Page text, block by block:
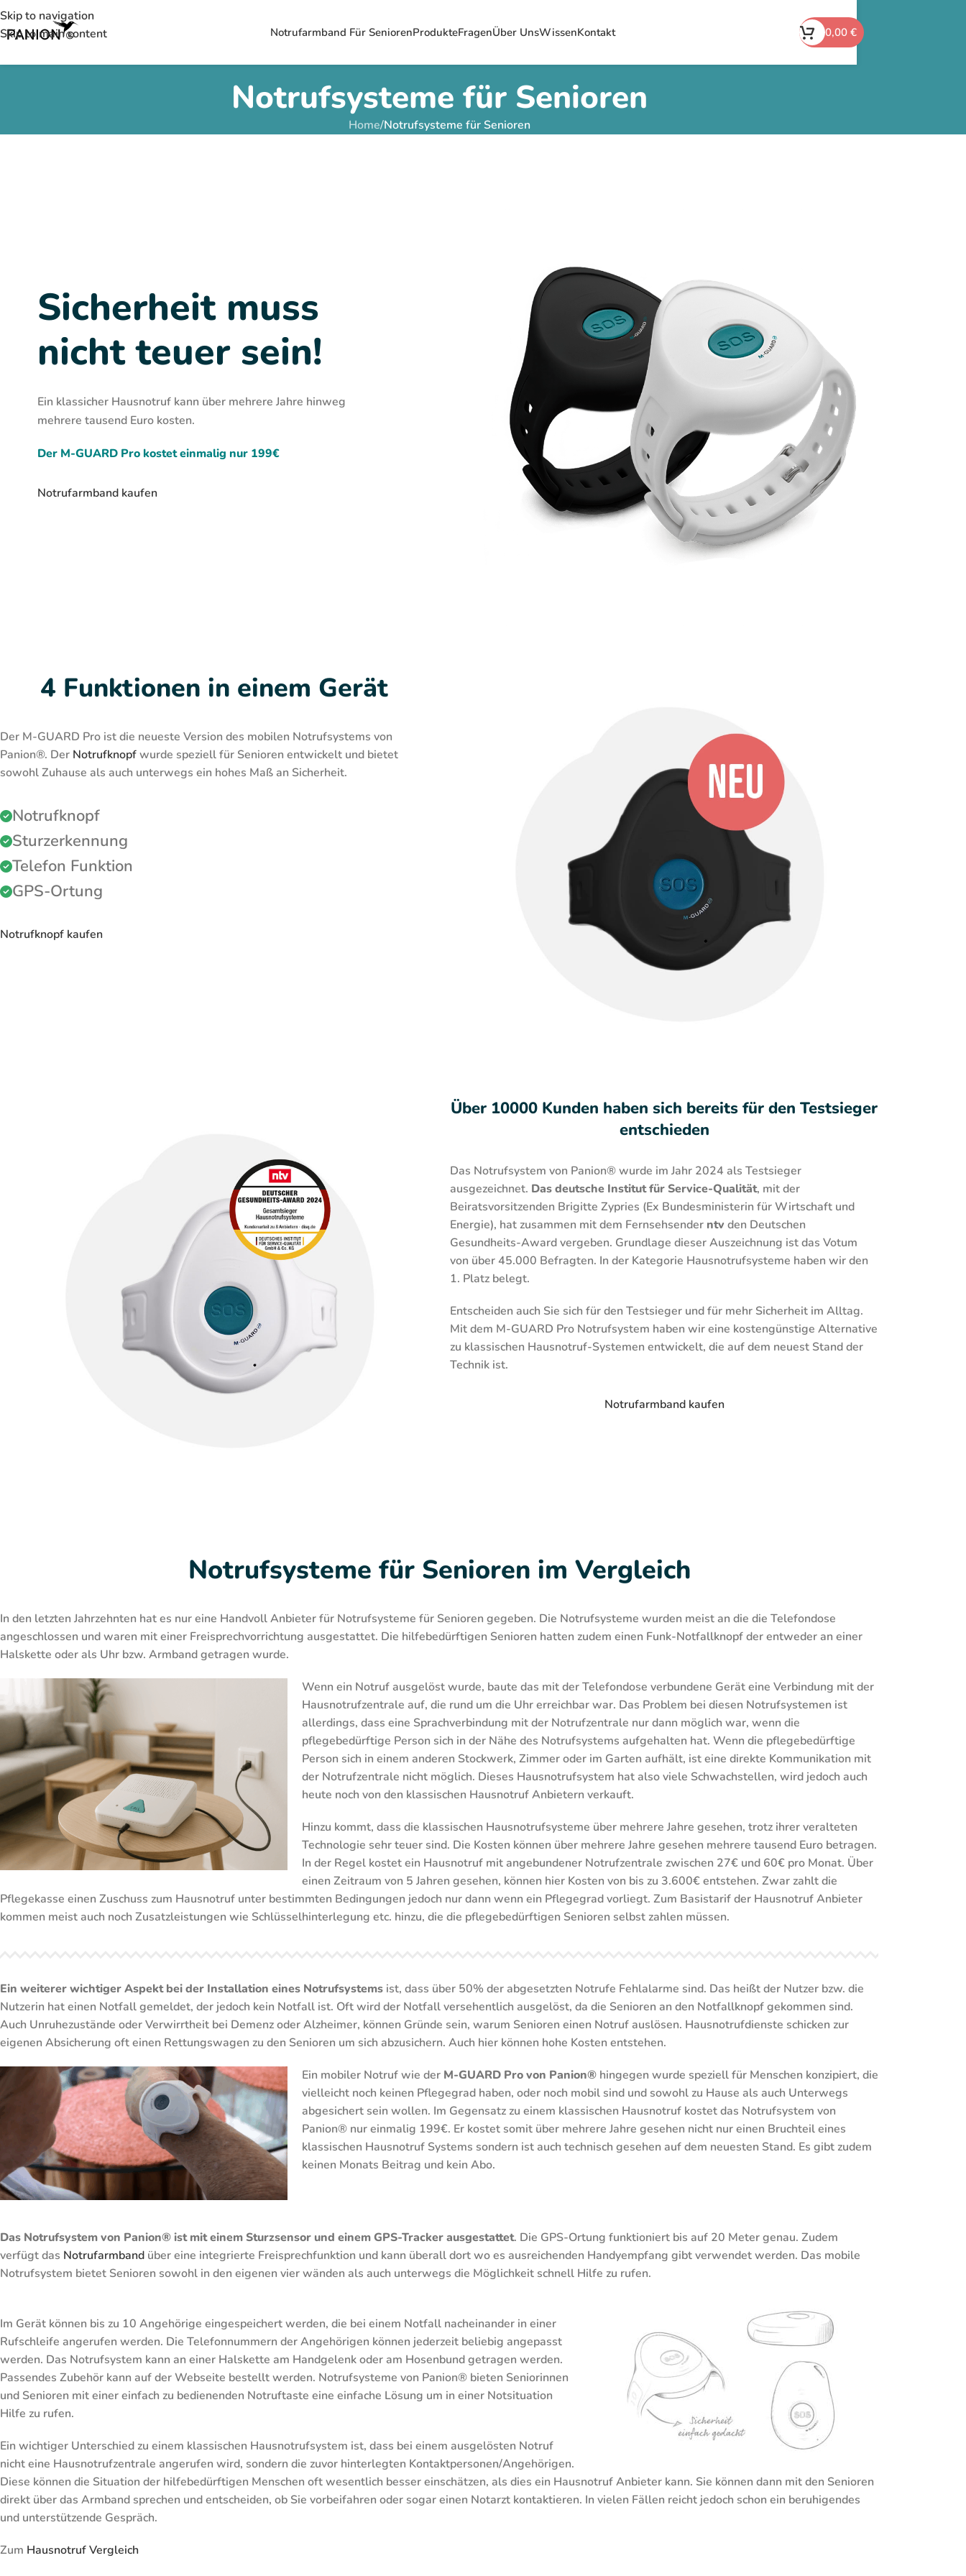
Skip to navigation
Skip to main content
Notrufarmband Für SeniorenProdukteFragenÜber UnsWissenKontakt 0,00 €
Notrufsysteme für Senioren
Home/Notrufsysteme für Senioren
Sicherheit muss
nicht teuer sein!
Ein klassicher Hausnotruf kann über mehrere Jahre hinweg
mehrere tausend Euro kosten.
Der M-GUARD Pro kostet einmalig nur 199€
Notrufarmband kaufen
4 Funktionen in einem Gerät
Der M-GUARD Pro ist die neueste Version des mobilen Notrufsystems von
Panion®. Der Notrufknopfwurde speziell für Senioren entwickelt und bietet
sowohl Zuhause als auch unterwegs ein hohes Maß an Sicherheit.
Notrufknopf
Sturzerkennung
Telefon Funktion
GPS-Ortung
Notrufknopf kaufen
Über 10000 Kunden haben sich bereits für den Testsieger
entschieden
Das Notrufsystem von Panion® wurde im Jahr 2024 als Testsieger
ausgezeichnet. Das deutsche Institut für Service-Qualität, mit der
Beiratsvorsitzenden Brigitte Zypries (Ex Bundesministerin für Wirtschaft und
Energie), hat zusammen mit dem Fernsehsender ntv den Deutschen
Gesundheits-Award vergeben. Grundlage dieser Auszeichnung ist das Votum
von über 45.000 Befragten. In der Kategorie Hausnotrufsysteme haben wir den
1. Platz belegt.
Entscheiden auch Sie sich für den Testsieger und für mehr Sicherheit im Alltag.
Mit dem M-GUARD Pro Notrufsystem haben wir eine kostengünstige Alternative
zu klassischen Hausnotruf-Systemen entwickelt, die auf dem neuest Stand der
Technik ist.
Notrufarmband kaufen
Notrufsysteme für Senioren im Vergleich
In den letzten Jahrzehnten hat es nur eine Handvoll Anbieter für Notrufsysteme für Senioren gegeben. Die Notrufsysteme wurden meist an die die Telefondose
angeschlossen und waren mit einer Freisprechvorrichtung ausgestattet. Die hilfebedürftigen Senioren hatten zudem einen Funk-Notfallknopf der entweder an einer
Halskette oder als Uhr bzw. Armband getragen wurde.
Wenn ein Notruf ausgelöst wurde, baute das mit der Telefondose verbundene Gerät eine Verbindung mit der
Hausnotrufzentrale auf, die rund um die Uhr erreichbar war. Das Problem bei diesen Notrufsystemen ist
allerdings, dass eine Sprachverbindung mit der Notrufzentrale nur dann möglich war, wenn die
pflegebedürftige Person sich in der Nähe des Notrufsystems aufgehalten hat. Wenn die pflegebedürftige
Person sich in einem anderen Stockwerk, Zimmer oder im Garten aufhält, ist eine direkte Kommunikation mit
der Notrufzentrale nicht möglich. Dieses Hausnotrufsystem hat also viele Schwachstellen, wird jedoch auch
heute noch von den klassischen Hausnotruf Anbietern verkauft.
Hinzu kommt, dass die klassischen Hausnotrufsysteme über mehrere Jahre gesehen, trotz ihrer veralteten
Technologie sehr teuer sind. Die Kosten können über mehrere Jahre gesehen mehrere tausend Euro betragen.
In der Regel kostet ein Hausnotruf mit angebundener Notrufzentrale zwischen 27€ und 60€ pro Monat. Über
einen Zeitraum von 5 Jahren gesehen, können hier Kosten von bis zu 3.600€ entstehen. Zwar zahlt die
Pflegekasse einen Zuschuss zum Hausnotruf unter bestimmten Bedingungen jedoch nur dann wenn ein Pflegegrad vorliegt. Zum Basistarif der Hausnotruf Anbieter
kommen meist auch noch Zusatzleistungen wie Schlüsselhinterlegung etc. hinzu, die die pflegebedürftigen Senioren selbst zahlen müssen.
Ein weiterer wichtiger Aspekt bei der Installation eines Notrufsystems ist, dass über 50% der abgesetzten Notrufe Fehlalarme sind. Das heißt der Nutzer bzw. die
Nutzerin hat einen Notfall gemeldet, der jedoch kein Notfall ist. Oft wird der Notfall versehentlich ausgelöst, da die Senioren an den Notfallknopf gekommen sind.
Auch Unruhezustände oder Verwirrtheit bei Demenz oder Alzheimer, können Gründe sein, warum Senioren einen Notruf auslösen. Hausnotrufdienste schicken zur
eigenen Absicherung oft einen Rettungswagen zu den Senioren um sich abzusichern. Auch hier können hohe Kosten entstehen.
Ein mobiler Notruf wie der M-GUARD Pro von Panion® hingegen wurde speziell für Menschen konzipiert, die
vielleicht noch keinen Pflegegrad haben, oder noch mobil sind und sowohl zu Hause als auch Unterwegs
abgesichert sein wollen. Im Gegensatz zu einem klassischen Hausnotruf kostet das Notrufsystem von
Panion® nur einmalig 199€. Er kostet somit über mehrere Jahre gesehen nicht nur einen Bruchteil eines
klassischen Hausnotruf Systems sondern ist auch technisch gesehen auf dem neuesten Stand. Es gibt zudem
keinen Monats Beitrag und kein Abo.
Das Notrufsystem von Panion® ist mit einem Sturzsensor und einem GPS-Tracker ausgestattet. Die GPS-Ortung funktioniert bis auf 20 Meter genau. Zudem
verfügt das Notrufarmband über eine integrierte Freisprechfunktion und kann überall dort wo es ausreichenden Handyempfang gibt verwendet werden. Das mobile
Notrufsystem bietet Senioren sowohl in den eigenen vier wänden als auch unterwegs die Möglichkeit schnell Hilfe zu rufen.
Im Gerät können bis zu 10 Angehörige eingespeichert werden, die bei einem Notfall nacheinander in einer
Rufschleife angerufen werden. Die Telefonnummern der Angehörigen können jederzeit beliebig angepasst
werden. Das Notrufsystem kann an einer Halskette am Handgelenk oder am Hosenbund getragen werden.
Passendes Zubehör kann auf der Webseite bestellt werden. Notrufsysteme von Panion® bieten Seniorinnen
und Senioren mit einer einfach zu bedienenden Notruftaste eine einfache Lösung um in einer Notsituation
Hilfe zu rufen.
Ein wichtiger Unterschied zu einem klassischen Hausnotrufsystem ist, dass bei einem ausgelösten Notruf
nicht eine Hausnotrufzentrale angerufen wird, sondern die zuvor hinterlegten Kontaktpersonen/Angehörigen.
Diese können die Situation der hilfebedürftigen Menschen oft wesentlich besser einschätzen, als dies ein Hausnotruf Anbieter kann. Sie können dann mit den Senioren
direkt über das Armband sprechen und entscheiden, ob Sie vorbeifahren oder sogar einen Notarzt kontaktieren. In vielen Fällen reicht jedoch schon ein beruhigendes
und unterstützende Gespräch.
Zum Hausnotruf Vergleich